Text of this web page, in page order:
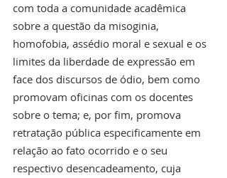
com toda a comunidade acadêmica
sobre a questão da misoginia,
homofobia, assédio moral e sexual e os
limites da liberdade de expressão em
face dos discursos de ódio, bem como
promovam oficinas com os docentes
sobre o tema; e, por fim, promova
retratação pública especificamente em
relação ao fato ocorrido e o seu
respectivo desencadeamento, cuja